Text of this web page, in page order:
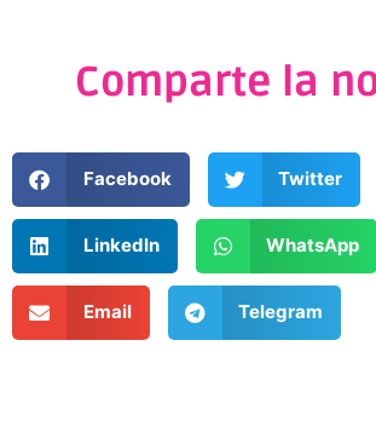
Comparte la
Facebook Twitter
LinkedIn WhatsApp
Email Telegram